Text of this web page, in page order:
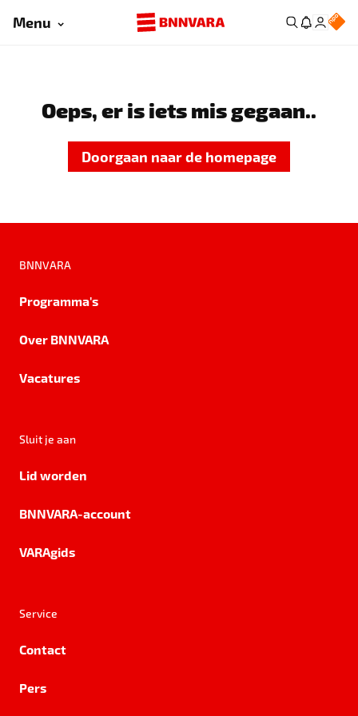
Menu
Oeps, er is iets mis gegaan..
Doorgaan naar de homepage
BNNVARA
Programma's
Over BNNVARA
Vacatures
Sluit je aan
Lid worden
BNNVARA-account
VARAgids
Service
Contact
Pers